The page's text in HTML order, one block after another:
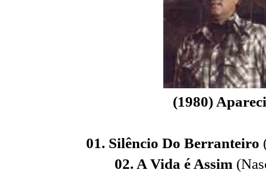
(1980)
01. Silêncio Do Berranteiro
02. A Vida é Assim